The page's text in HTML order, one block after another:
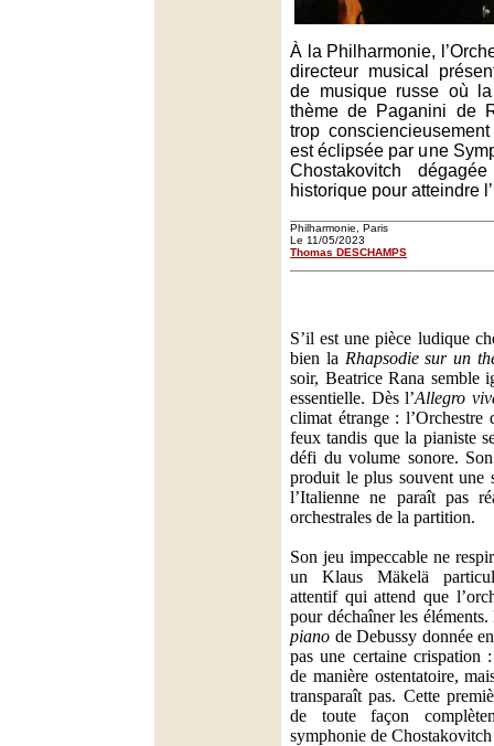
À la Philharmonie,
directeur musical
de musique russe où
thème de Paganini de
trop
est éclipsée par une
Chostakovitch
historique pour atteindre
Philharmonie, Paris
Le 11/05/2023
Thomas DESCHAMPS
S’il est une pièce ludique
bien la Rhapsodie sur un
soir, Beatrice Rana semble
essentielle. Dès l’Allegro
climat étrange :
feux tandis que la pianiste
défi du volume sonore.
produit le plus souvent une
l’Italienne ne paraît pas
orchestrales de la partition.
Son jeu impeccable ne
un Klaus Mäkelä
attentif qui attend que
pour déchaîner les
piano de Debussy donnée
pas une certaine crispation
de manière ostentatoire,
transparaît pas. Cette
de toute façon
symphonie de